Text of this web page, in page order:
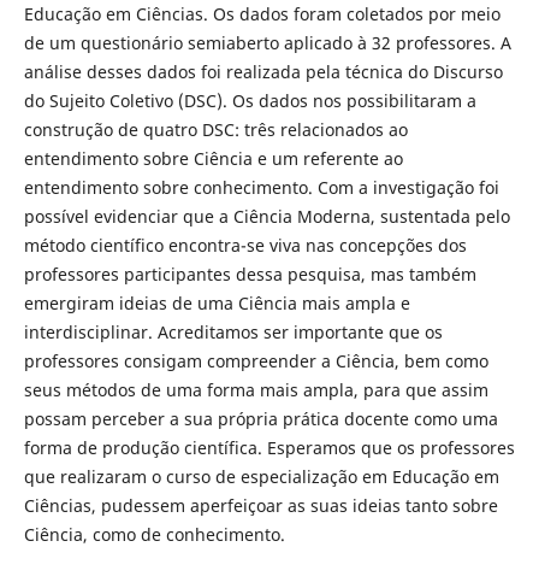
Educação em Ciências. Os dados foram coletados por meio
de um questionário semiaberto aplicado à 32 professores. A
análise desses dados foi realizada pela técnica do Discurso
do Sujeito Coletivo (DSC). Os dados nos possibilitaram a
construção de quatro DSC: três relacionados ao
entendimento sobre Ciência e um referente ao
entendimento sobre conhecimento. Com a investigação foi
possível evidenciar que a Ciência Moderna, sustentada pelo
método científico encontra-se viva nas concepções dos
professores participantes dessa pesquisa, mas também
emergiram ideias de uma Ciência mais ampla e
interdisciplinar. Acreditamos ser importante que os
professores consigam compreender a Ciência, bem como
seus métodos de uma forma mais ampla, para que assim
possam perceber a sua própria prática docente como uma
forma de produção científica. Esperamos que os professores
que realizaram o curso de especialização em Educação em
Ciências, pudessem aperfeiçoar as suas ideias tanto sobre
Ciência, como de conhecimento.